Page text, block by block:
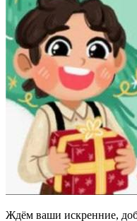
Ждём ваши искренние,